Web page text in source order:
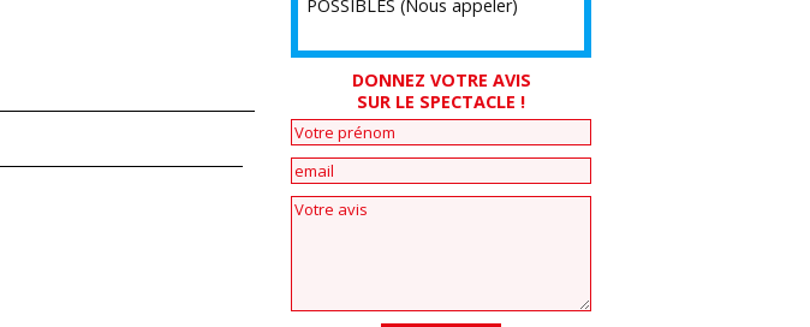
POSSIBLES (Nous appeler)
DONNEZ VOTRE AVIS
SUR LE SPECTACLE !